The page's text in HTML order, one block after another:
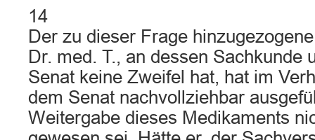
14
Der zu dieser Frage
Dr. med. T., an dessen Sachkunde
Senat keine Zweifel hat, hat im
dem Senat nachvollziehbar
Weitergabe dieses Medikaments